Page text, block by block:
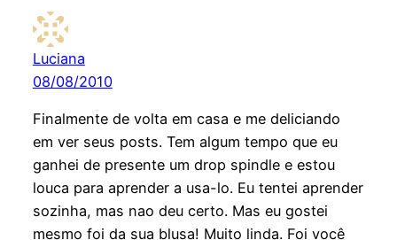
Luciana
08/08/2010
Finalmente de volta em casa e me deliciando
em ver seus posts. Tem algum tempo que eu
ganhei de presente um drop spindle e estou
louca para aprender a usa-lo. Eu tentei aprender
sozinha, mas nao deu certo. Mas eu gostei
mesmo foi da sua blusa! Muito linda. Foi você